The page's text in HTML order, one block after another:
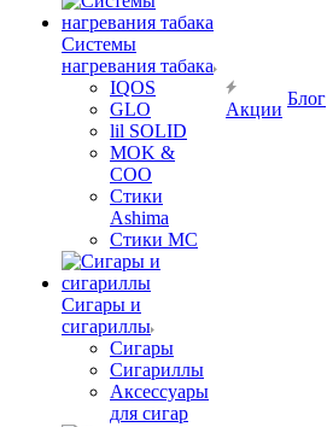
Системы
нагревания табака
IQOS
GLO
lil SOLID
MOK &
COO
Стики
Ashima
Стики MC
Сигары и
сигариллы
Сигары
Сигариллы
Аксессуары
для сигар
Акции
Блог